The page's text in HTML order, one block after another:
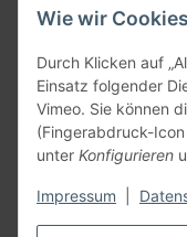
Wie wir
Durch Klicken auf
Einsatz folgender
Vimeo. Sie können
(Fingerabdruck-
unter Konfigurieren
Impressum
Teil unseres Netzwerks: